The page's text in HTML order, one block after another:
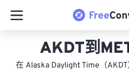
AKDT到
在 Alaska Daylight Time（